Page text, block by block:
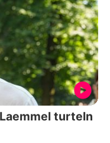
turteln